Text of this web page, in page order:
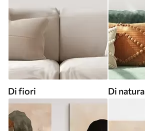
Di fiori Di natura